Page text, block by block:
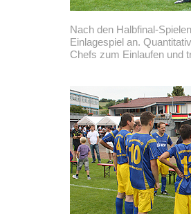
Nach den Halbfinal-
Einlagespiel an.
Chefs zum Einlaufen und